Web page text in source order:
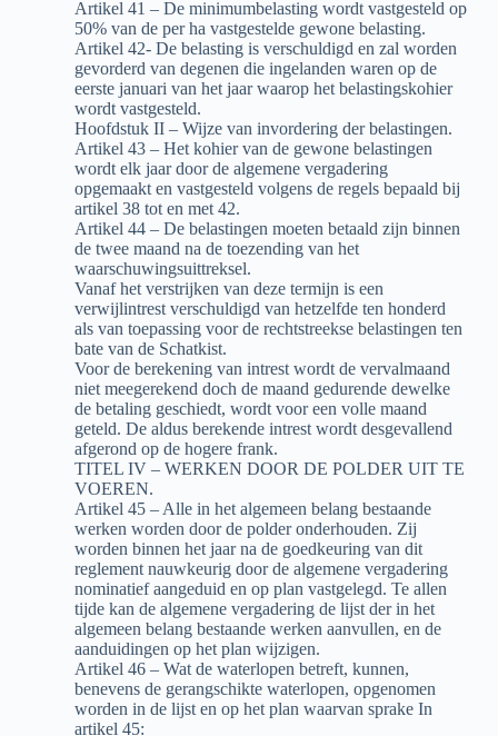
Artikel 41 – De minimumbelasting wordt vastgesteld op
50% van de per ha vastgestelde gewone belasting.
Artikel 42- De belasting is verschuldigd en zal worden
gevorderd van degenen die ingelanden waren op de
eerste januari van het jaar waarop het belastingskohier
wordt vastgesteld.
Hoofdstuk II – Wijze van invordering der belastingen.
Artikel 43 – Het kohier van de gewone belastingen
wordt elk jaar door de algemene vergadering
opgemaakt en vastgesteld volgens de regels bepaald bij
artikel 38 tot en met 42.
Artikel 44 – De belastingen moeten betaald zijn binnen
de twee maand na de toezending van het
waarschuwingsuittreksel.
Vanaf het verstrijken van deze termijn is een
verwijlintrest verschuldigd van hetzelfde ten honderd
als van toepassing voor de rechtstreekse belastingen ten
bate van de Schatkist.
Voor de berekening van intrest wordt de vervalmaand
niet meegerekend doch de maand gedurende dewelke
de betaling geschiedt, wordt voor een volle maand
geteld. De aldus berekende intrest wordt desgevallend
afgerond op de hogere frank.
TITEL IV – WERKEN DOOR DE POLDER UIT TE
VOEREN.
Artikel 45 – Alle in het algemeen belang bestaande
werken worden door de polder onderhouden. Zij
worden binnen het jaar na de goedkeuring van dit
reglement nauwkeurig door de algemene vergadering
nominatief aangeduid en op plan vastgelegd. Te allen
tijde kan de algemene vergadering de lijst der in het
algemeen belang bestaande werken aanvullen, en de
aanduidingen op het plan wijzigen.
Artikel 46 – Wat de waterlopen betreft, kunnen,
benevens de gerangschikte waterlopen, opgenomen
worden in de lijst en op het plan waarvan sprake In
artikel 45: